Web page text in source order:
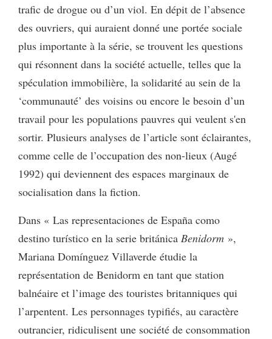
trafic de drogue ou d’un viol. En dépit de l’absence
des ouvriers, qui auraient donné une portée sociale
plus importante à la série, se trouvent les questions
qui résonnent dans la société actuelle, telles que la
spéculation immobilière, la solidarité au sein de la
‘communauté’ des voisins ou encore le besoin d’un
travail pour les populations pauvres qui veulent s'en
sortir. Plusieurs analyses de l’article sont éclairantes,
comme celle de l’occupation des non-lieux (Augé
1992) qui deviennent des espaces marginaux de
socialisation dans la fiction.
Dans « Las representaciones de España como
destino turístico en la serie británica Benidorm »,
Mariana Domínguez Villaverde étudie la
représentation de Benidorm en tant que station
balnéaire et l’image des touristes britanniques qui
l’arpentent. Les personnages typifiés, au caractère
outrancier, ridiculisent une société de consommation